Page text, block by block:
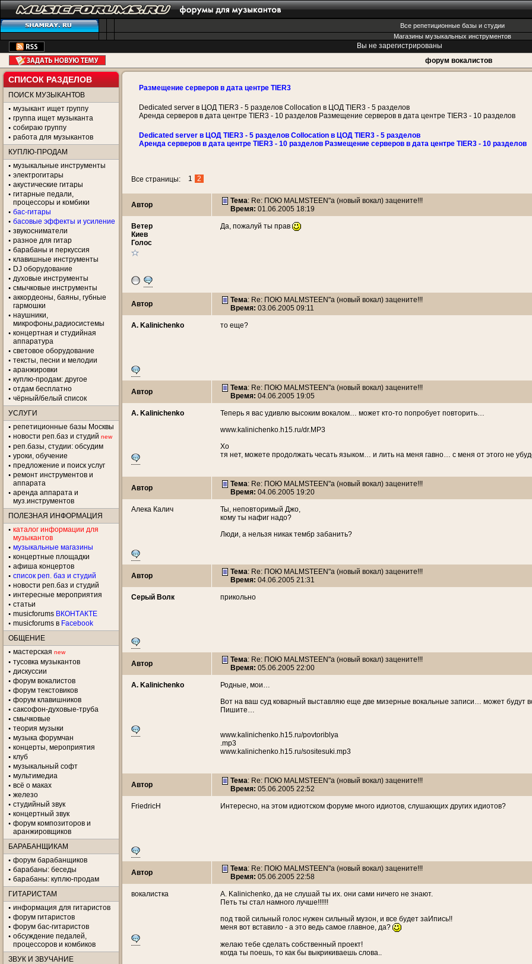
Все репетиционные базы и студии
Магазины музыкальных инструментов
Вы не зарегистрированы
форум вокалистов
СПИСОК РАЗДЕЛОВ
ПОИСК МУЗЫКАНТОВ
музыкант ищет группу
группа ищет музыканта
собираю группу
работа для музыкантов
КУПЛЮ-ПРОДАМ
музыкальные инструменты
электрогитары
акустические гитары
гитарные педали,
процессоры и комбики
бас-гитары
басовые эффекты и усиление
звукосниматели
разное для гитар
барабаны и перкуссия
клавишные инструменты
DJ оборудование
духовые инструменты
смычковые инструменты
аккордеоны, баяны, губные
гармошки
наушники,
микрофоны,радиосистемы
концертная и студийная
аппаратура
световое оборудование
тексты, песни и мелодии
аранжировки
куплю-продам: другое
отдам бесплатно
чёрный/белый список
УСЛУГИ
репетиционные базы Москвы
новости реп.баз и студий new
реп.базы, студии: обсудим
уроки, обучение
предложение и поиск услуг
ремонт инструментов и
аппарата
аренда аппарата и
муз.инструментов
ПОЛЕЗНАЯ ИНФОРМАЦИЯ
каталог информации для
музыкантов
музыкальные магазины
концертные площадки
aфиша концертов
список реп. баз и студий
новости реп.баз и студий
интересные мероприятия
статьи
musicforums ВКОНТАКТЕ
musicforums в Facebook
ОБЩЕНИЕ
мастерская new
тусовка музыкантов
дискуссии
форум вокалистов
форум текстовиков
форум клавишников
саксофон-духовые-труба
смычковые
теория музыки
музыка форумчан
концерты, мероприятия
клуб
музыкальный софт
мультимедиа
всё о маках
железо
студийный звук
концертный звук
форум композиторов и
аранжировщиков
БАРАБАНЩИКАМ
форум барабанщиков
барабаны: беседы
барабаны: куплю-продам
ГИТАРИСТАМ
информация для гитаристов
форум гитаристов
форум бас-гитаристов
обсуждение педалей,
процессоров и комбиков
ЗВУК И ЗВУЧАНИЕ
Размещение серверов в дата центре TIER3
Dedicated server в ЦОД TIER3 - 5 разделов Collocation в ЦОД TIER3 - 5 разделов
Аренда серверов в дата центре TIER3 - 10 разделов Размещение серверов в дата центре TIER3 - 10 разделов
Dedicated server в ЦОД TIER3 - 5 разделов Collocation в ЦОД TIER3 - 5 разделов
Аренда серверов в дата центре TIER3 - 10 разделов Размещение серверов в дата центре TIER3 - 10 разделов
Все страницы: 1 2
Автор Тема: Re: ПОЮ MALMSTEEN"а (новый вокал) зацените!!!
Время: 01.06.2005 18:19
Ветeр
Киев
Голос
Да, пожалуй ты прав
Автор Тема: Re: ПОЮ MALMSTEEN"а (новый вокал) зацените!!!
Время: 03.06.2005 09:11
A. Kalinichenko то еще?
Автор Тема: Re: ПОЮ MALMSTEEN"а (новый вокал) зацените!!!
Время: 04.06.2005 19:05
A. Kalinichenko
Теперь я вас удивлю высоким вокалом… может кто-то попробует повторить…
www.kalinichenko.h15.ru/dr.MP3
Хо
тя нет, можете продолжать чесать языком… и лить на меня гавно… с меня от этого не
Автор Тема: Re: ПОЮ MALMSTEEN"а (новый вокал) зацените!!!
Время: 04.06.2005 19:20
Алека Калич
Ты, неповторимый Джо,
кому ты нафиг надо?
Люди, а нельзя никак тембр забанить?
Автор Тема: Re: ПОЮ MALMSTEEN"а (новый вокал) зацените!!!
Время: 04.06.2005 21:31
Серый Волк прикольно
Автор Тема: Re: ПОЮ MALMSTEEN"а (новый вокал) зацените!!!
Время: 05.06.2005 22:00
A. Kalinichenko
Родные, мои…
Вот на ваш суд коварный выставляю еще две мизерные вокальные записи… может будут
Пишите…
www.kalinichenko.h15.ru/povtoriblya
.mp3
www.kalinichenko.h15.ru/sositesuki.mp3
Автор Тема: Re: ПОЮ MALMSTEEN"а (новый вокал) зацените!!!
Время: 05.06.2005 22:52
FriedricH Интересно, на этом идиотском форуме много идиотов, слушающих других идиотов?
Автор Тема: Re: ПОЮ MALMSTEEN"а (новый вокал) зацените!!!
Время: 05.06.2005 22:58
вокалистка
A. Kalinichenko, да не слушай ты их. они сами ничего не знают.
Петь ты стал намного лучше!!!!!!
под твой сильный голос нужен сильный музон, и все будет заИпись!!
меня вот вставило - а это ведь самое главное, да?
желаю тебе сделать собственный проект!
когда ты поешь, то как бы выкрикиваешь слова..